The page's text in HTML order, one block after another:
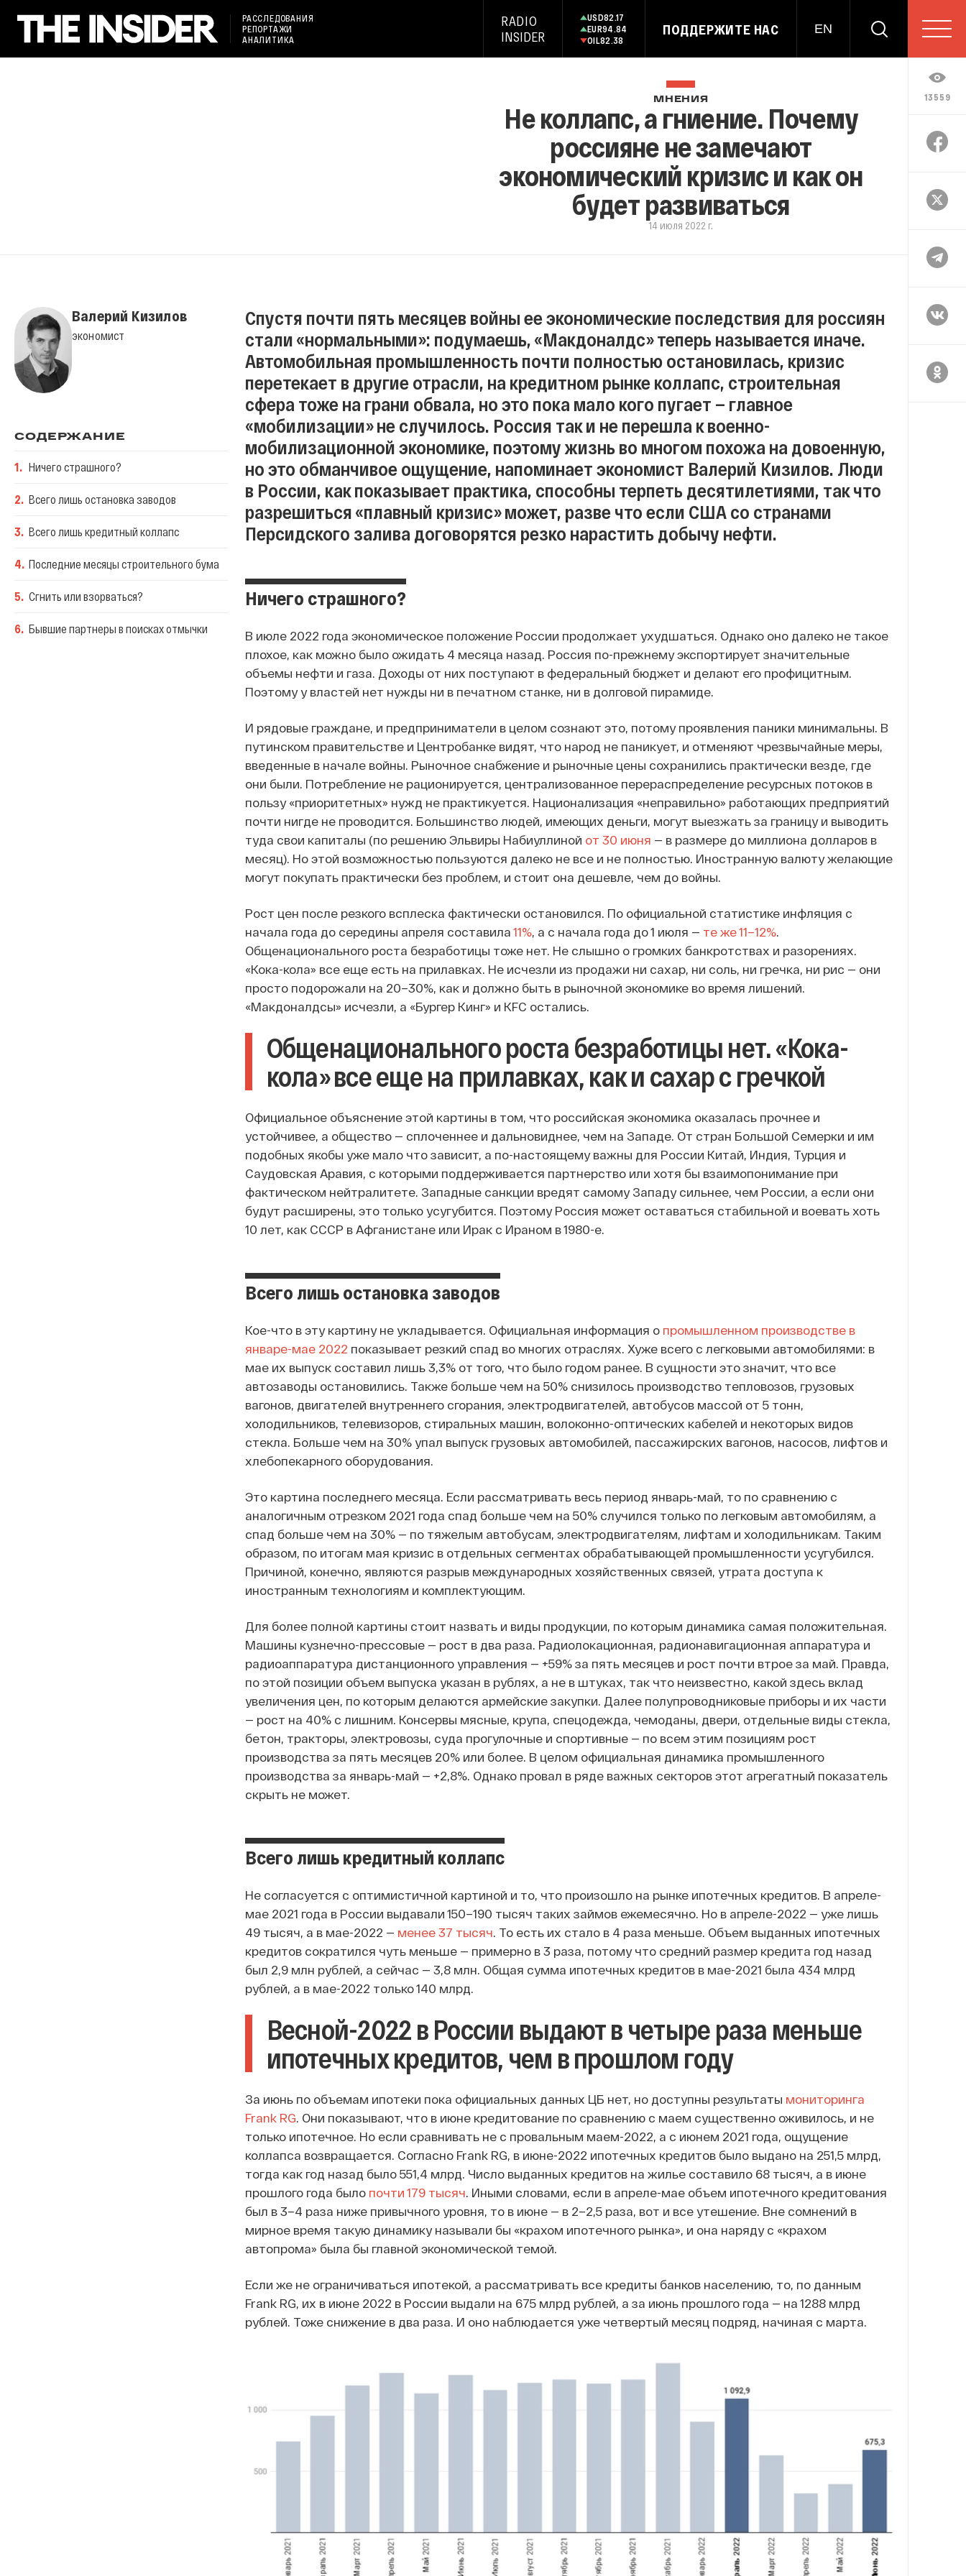
РАССЛЕДОВАНИЯ
РЕПОРТАЖИ
АНАЛИТИКА
RADIO
INSIDER
USD82.17
EUR94.84
OIL82.38
ПОДДЕРЖИТЕ НАС EN
13559
МНЕНИЯ
Не коллапс, а гниение. Почему
россияне не замечают
экономический кризис и как он
будет развиваться
14 июля 2022 г.
Валерий Кизилов
экономист
СОДЕРЖАНИЕ
1. Ничего страшного?
2. Всего лишь остановка заводов
3. Всего лишь кредитный коллапс
4. Последние месяцы строительного бума
5. Сгнить или взорваться?
6. Бывшие партнеры в поисках отмычки
Спустя почти пять месяцев войны ее экономические последствия для россиян
стали «нормальными»: подумаешь, «Макдоналдс» теперь называется иначе.
Автомобильная промышленность почти полностью остановилась, кризис
перетекает в другие отрасли, на кредитном рынке коллапс, строительная
сфера тоже на грани обвала, но это пока мало кого пугает — главное
«мобилизации» не случилось. Россия так и не перешла к военно-
мобилизационной экономике, поэтому жизнь во многом похожа на довоенную,
но это обманчивое ощущение, напоминает экономист Валерий Кизилов. Люди
в России, как показывает практика, способны терпеть десятилетиями, так что
разрешиться «плавный кризис» может, разве что если США со странами
Персидского залива договорятся резко нарастить добычу нефти.
Ничего страшного?
В июле 2022 года экономическое положение России продолжает ухудшаться. Однако оно далеко не такое
плохое, как можно было ожидать 4 месяца назад. Россия по-прежнему экспортирует значительные
объемы нефти и газа. Доходы от них поступают в федеральный бюджет и делают его профицитным.
Поэтому у властей нет нужды ни в печатном станке, ни в долговой пирамиде.
И рядовые граждане, и предприниматели в целом сознают это, потому проявления паники минимальны. В
путинском правительстве и Центробанке видят, что народ не паникует, и отменяют чрезвычайные меры,
введенные в начале войны. Рыночное снабжение и рыночные цены сохранились практически везде, где
они были. Потребление не рационируется, централизованное перераспределение ресурсных потоков в
пользу «приоритетных» нужд не практикуется. Национализация «неправильно» работающих предприятий
почти нигде не проводится. Большинство людей, имеющих деньги, могут выезжать за границу и выводить
туда свои капиталы (по решению Эльвиры Набиуллиной от 30 июня — в размере до миллиона долларов в
месяц). Но этой возможностью пользуются далеко не все и не полностью. Иностранную валюту желающие
могут покупать практически без проблем, и стоит она дешевле, чем до войны.
Рост цен после резкого всплеска фактически остановился. По официальной статистике инфляция с
начала года до середины апреля составила 11%, а с начала года до 1 июля — те же 11–12%.
Общенационального роста безработицы тоже нет. Не слышно о громких банкротствах и разорениях.
«Кока-кола» все еще есть на прилавках. Не исчезли из продажи ни сахар, ни соль, ни гречка, ни рис — они
просто подорожали на 20–30%, как и должно быть в рыночной экономике во время лишений.
«Макдоналдсы» исчезли, а «Бургер Кинг» и KFC остались.
Общенационального роста безработицы нет. «Кока-
кола» все еще на прилавках, как и сахар с гречкой
Официальное объяснение этой картины в том, что российская экономика оказалась прочнее и
устойчивее, а общество — сплоченнее и дальновиднее, чем на Западе. От стран Большой Семерки и им
подобных якобы уже мало что зависит, а по-настоящему важны для России Китай, Индия, Турция и
Саудовская Аравия, с которыми поддерживается партнерство или хотя бы взаимопонимание при
фактическом нейтралитете. Западные санкции вредят самому Западу сильнее, чем России, а если они
будут расширены, это только усугубится. Поэтому Россия может оставаться стабильной и воевать хоть
10 лет, как СССР в Афганистане или Ирак с Ираном в 1980-е.
Всего лишь остановка заводов
Кое-что в эту картину не укладывается. Официальная информация о промышленном производстве в
январе-мае 2022 показывает резкий спад во многих отраслях. Хуже всего с легковыми автомобилями: в
мае их выпуск составил лишь 3,3% от того, что было годом ранее. В сущности это значит, что все
автозаводы остановились. Также больше чем на 50% снизилось производство тепловозов, грузовых
вагонов, двигателей внутреннего сгорания, электродвигателей, автобусов массой от 5 тонн,
холодильников, телевизоров, стиральных машин, волоконно-оптических кабелей и некоторых видов
стекла. Больше чем на 30% упал выпуск грузовых автомобилей, пассажирских вагонов, насосов, лифтов и
хлебопекарного оборудования.
Это картина последнего месяца. Если рассматривать весь период январь-май, то по сравнению с
аналогичным отрезком 2021 года спад больше чем на 50% случился только по легковым автомобилям, а
спад больше чем на 30% — по тяжелым автобусам, электродвигателям, лифтам и холодильникам. Таким
образом, по итогам мая кризис в отдельных сегментах обрабатывающей промышленности усугубился.
Причиной, конечно, являются разрыв международных хозяйственных связей, утрата доступа к
иностранным технологиям и комплектующим.
Для более полной картины стоит назвать и виды продукции, по которым динамика самая положительная.
Машины кузнечно-прессовые — рост в два раза. Радиолокационная, радионавигационная аппаратура и
радиоаппаратура дистанционного управления — +59% за пять месяцев и рост почти втрое за май. Правда,
по этой позиции объем выпуска указан в рублях, а не в штуках, так что неизвестно, какой здесь вклад
увеличения цен, по которым делаются армейские закупки. Далее полупроводниковые приборы и их части
— рост на 40% с лишним. Консервы мясные, крупа, спецодежда, чемоданы, двери, отдельные виды стекла,
бетон, тракторы, электровозы, суда прогулочные и спортивные — по всем этим позициям рост
производства за пять месяцев 20% или более. В целом официальная динамика промышленного
производства за январь-май — +2,8%. Однако провал в ряде важных секторов этот агрегатный показатель
скрыть не может.
Всего лишь кредитный коллапс
Не согласуется с оптимистичной картиной и то, что произошло на рынке ипотечных кредитов. В апреле-
мае 2021 года в России выдавали 150–190 тысяч таких займов ежемесячно. Но в апреле-2022 — уже лишь
49 тысяч, а в мае-2022 — менее 37 тысяч. То есть их стало в 4 раза меньше. Объем выданных ипотечных
кредитов сократился чуть меньше — примерно в 3 раза, потому что средний размер кредита год назад
был 2,9 млн рублей, а сейчас — 3,8 млн. Общая сумма ипотечных кредитов в мае-2021 была 434 млрд
рублей, а в мае-2022 только 140 млрд.
Весной-2022 в России выдают в четыре раза меньше
ипотечных кредитов, чем в прошлом году
За июнь по объемам ипотеки пока официальных данных ЦБ нет, но доступны результаты мониторинга
Frank RG. Они показывают, что в июне кредитование по сравнению с маем существенно оживилось, и не
только ипотечное. Но если сравнивать не с провальным маем-2022, а с июнем 2021 года, ощущение
коллапса возвращается. Согласно Frank RG, в июне-2022 ипотечных кредитов было выдано на 251,5 млрд,
тогда как год назад было 551,4 млрд. Число выданных кредитов на жилье составило 68 тысяч, а в июне
прошлого года было почти 179 тысяч. Иными словами, если в апреле-мае объем ипотечного кредитования
был в 3–4 раза ниже привычного уровня, то в июне — в 2–2,5 раза, вот и все утешение. Вне сомнений в
мирное время такую динамику называли бы «крахом ипотечного рынка», и она наряду с «крахом
автопрома» была бы главной экономической темой.
Если же не ограничиваться ипотекой, а рассматривать все кредиты банков населению, то, по данным
Frank RG, их в июне 2022 в России выдали на 675 млрд рублей, а за июнь прошлого года — на 1288 млрд
рублей. Тоже снижение в два раза. И оно наблюдается уже четвертый месяц подряд, начиная с марта.